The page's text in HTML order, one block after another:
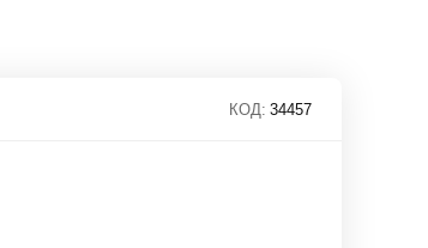
КОД: 34457